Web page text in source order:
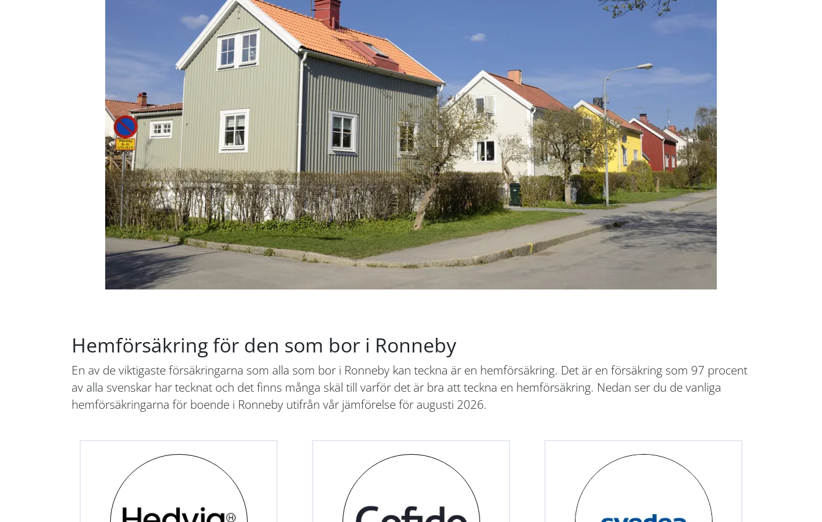
Hemförsäkring för den som bor i Ronneby
En av de viktigaste försäkringarna som alla som bor i Ronneby kan teckna är en hemförsäkring. Det är en försäkring som 97 procent
av alla svenskar har tecknat och det finns många skäl till varför det är bra att teckna en hemförsäkring. Nedan ser du de vanliga
hemförsäkringarna för boende i Ronneby utifrån vår jämförelse för augusti 2026.